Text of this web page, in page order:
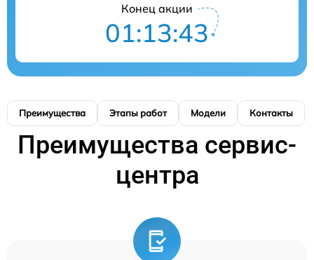
Конец акции
01:13:42
Преимущества Этапы работ Модели Контакты
Преимущества сервис-
центра